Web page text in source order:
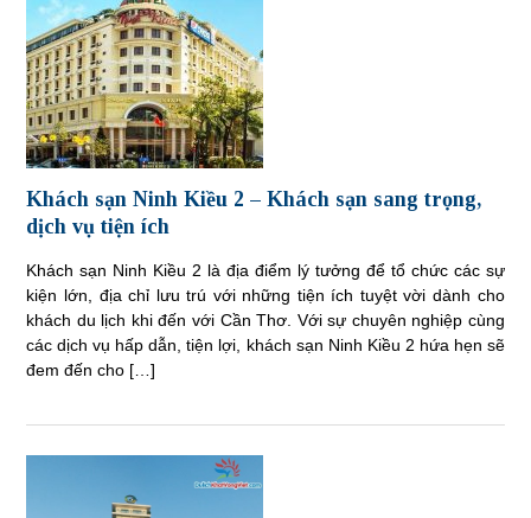
Khách sạn Ninh Kiều 2 – Khách sạn sang trọng,
dịch vụ tiện ích
Khách sạn Ninh Kiều 2 là địa điểm lý tưởng để tổ chức các sự
kiện lớn, địa chỉ lưu trú với những tiện ích tuyệt vời dành cho
khách du lịch khi đến với Cần Thơ. Với sự chuyên nghiệp cùng
các dịch vụ hấp dẫn, tiện lợi, khách sạn Ninh Kiều 2 hứa hẹn sẽ
đem đến cho […]